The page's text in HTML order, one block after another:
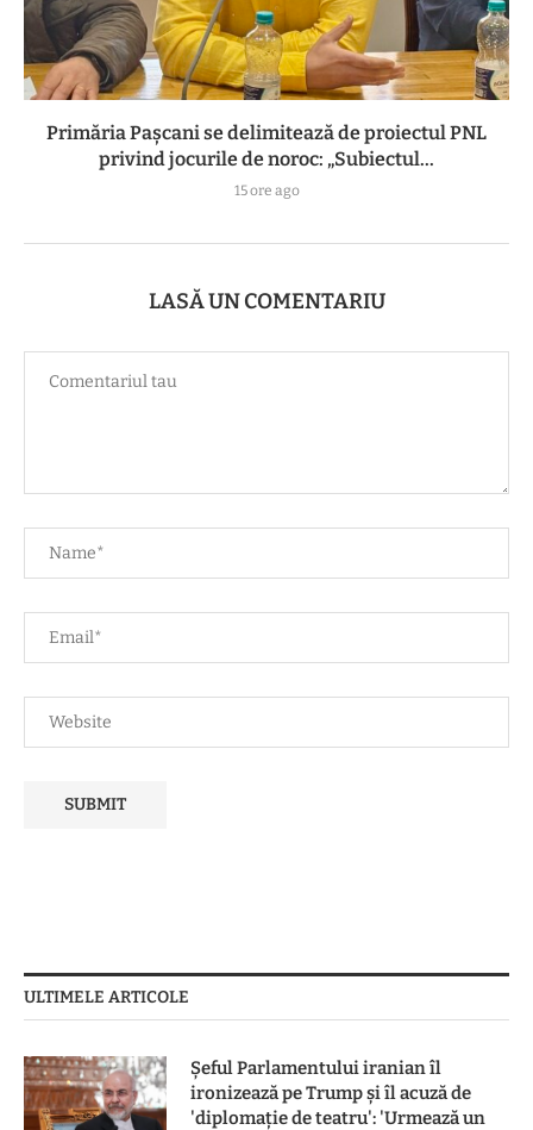
Primăria Pașcani se delimitează de proiectul PNL
privind jocurile de noroc: „Subiectul...
15 ore ago
LASĂ UN COMENTARIU
ULTIMELE ARTICOLE
Șeful Parlamentului iranian îl
ironizează pe Trump și îl acuză de
'diplomație de teatru': 'Urmează un